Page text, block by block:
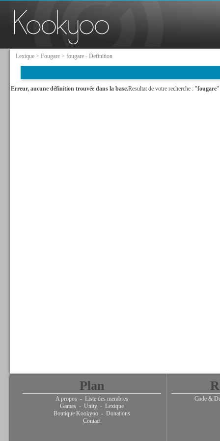
Lexique> Fougare> fougare - Definition
Erreur, aucune définition trouvée dans la base.Resultat de votre recherche : "fougare"
Plan
A propos - Liste des membres
Games - Unity - Lexique
Boutique Kookyoo - Donations
Contact
Code &